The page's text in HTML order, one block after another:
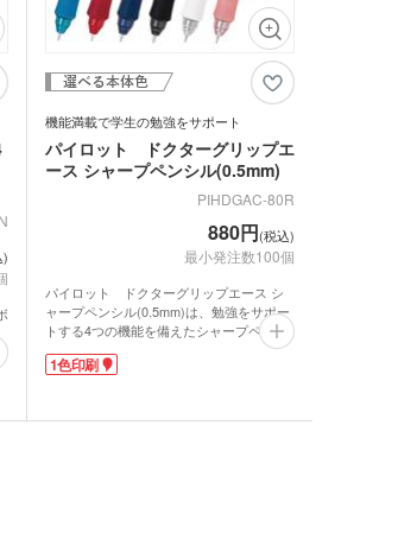
)
機能満載で学生の勉強をサポート
パイロット ドクターグリップエ
ース シャープペンシル(0.5mm)
PIHDGAC-80R
880円(税込)
最小発注数100個
パイロット ドクターグリップエース シ
ャープペンシル(0.5mm)は、勉強をサポー
トする4つの機能を備えたシャープペンシ
無理なく握れて疲れにくい「ドクターグリ
ン」。予備の芯が残り1本になると窓でお
1色印刷